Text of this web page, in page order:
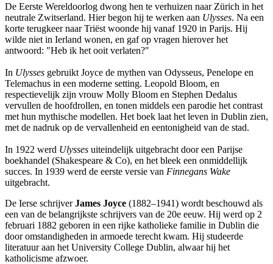
De Eerste Wereldoorlog dwong hen te verhuizen naar Zürich in het
neutrale Zwitserland. Hier begon hij te werken aan Ulysses. Na een
korte terugkeer naar Triëst woonde hij vanaf 1920 in Parijs. Hij
wilde niet in Ierland wonen, en gaf op vragen hierover het
antwoord: "Heb ik het ooit verlaten?"
In Ulysses gebruikt Joyce de mythen van Odysseus, Penelope en
Telemachus in een moderne setting. Leopold Bloom, en
respectievelijk zijn vrouw Molly Bloom en Stephen Dedalus
vervullen de hoofdrollen, en tonen middels een parodie het contrast
met hun mythische modellen. Het boek laat het leven in Dublin zien,
met de nadruk op de vervallenheid en eentonigheid van de stad.
In 1922 werd Ulysses uiteindelijk uitgebracht door een Parijse
boekhandel (Shakespeare & Co), en het bleek een onmiddellijk
succes. In 1939 werd de eerste versie van Finnegans Wake
uitgebracht.
De Ierse schrijverJames Joyce (1882–1941) wordt beschouwd als
een van de belangrijkste schrijvers van de 20e eeuw. Hij werd op 2
februari 1882 geboren in een rijke katholieke familie in Dublin die
door omstandigheden in armoede terecht kwam. Hij studeerde
literatuur aan het University College Dublin, alwaar hij het
katholicisme afzwoer.